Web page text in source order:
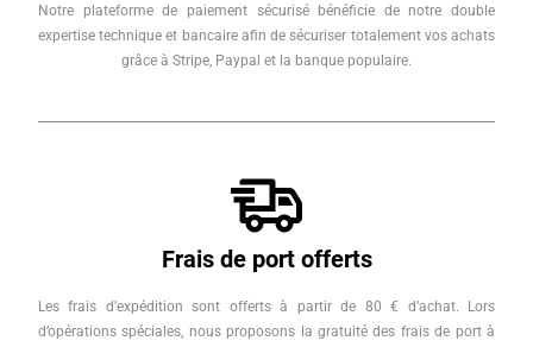
Notre plateforme de paiement sécurisé bénéficie de notre double
expertise technique et bancaire afin de sécuriser totalement vos achats
grâce à Stripe, Paypal et la banque populaire.
Frais de port offerts
Les frais d’expédition sont offerts à partir de 80 € d’achat. Lors
d’opérations spéciales, nous proposons la gratuité des frais de port à